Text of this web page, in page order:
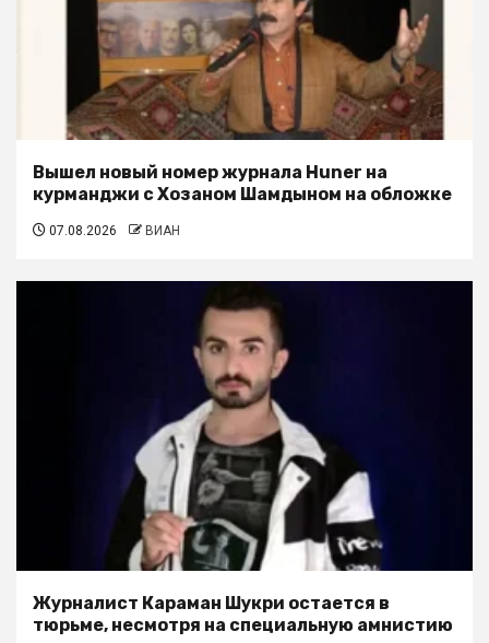
Вышел новый номер журнала Huner на
курманджи с Хозаном Шамдыном на обложке
07.08.2026 ВИАН
Журналист Караман Шукри остается в
тюрьме, несмотря на специальную амнистию